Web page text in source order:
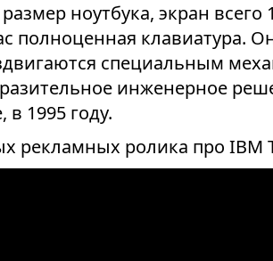
ноутбука, экран
полноценная клавиатура.
специальным
инженерное
в 1995 году.
рекламных ролика про IBM